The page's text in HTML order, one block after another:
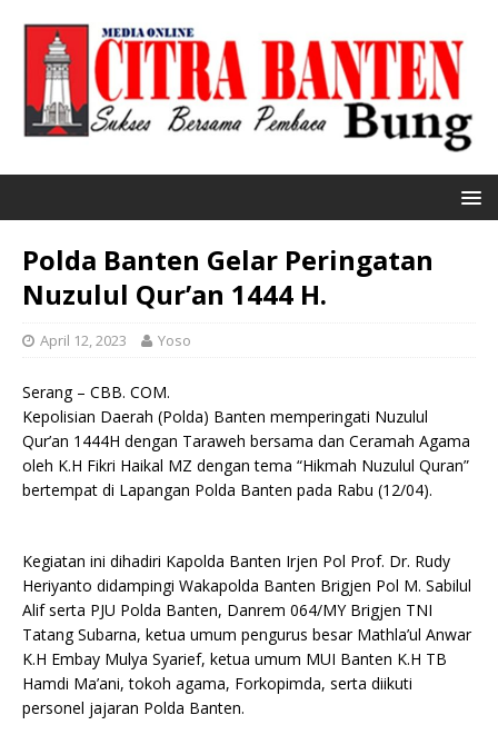
Polda Banten Gelar Peringatan
Nuzulul Qur’an 1444 H.
April 12, 2023 Yoso
Serang – CBB. COM.
Kepolisian Daerah (Polda) Banten memperingati Nuzulul
Qur’an 1444H dengan Taraweh bersama dan Ceramah Agama
oleh K.H Fikri Haikal MZ dengan tema “Hikmah Nuzulul Quran”
bertempat di Lapangan Polda Banten pada Rabu (12/04).
Kegiatan ini dihadiri Kapolda Banten Irjen Pol Prof. Dr. Rudy
Heriyanto didampingi Wakapolda Banten Brigjen Pol M. Sabilul
Alif serta PJU Polda Banten, Danrem 064/MY Brigjen TNI
Tatang Subarna, ketua umum pengurus besar Mathla’ul Anwar
K.H Embay Mulya Syarief, ketua umum MUI Banten K.H TB
Hamdi Ma’ani, tokoh agama, Forkopimda, serta diikuti
personel jajaran Polda Banten.